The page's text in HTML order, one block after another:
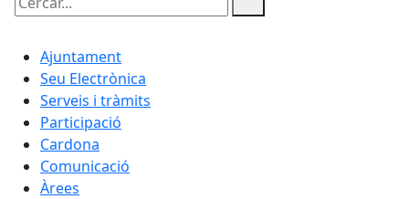
Cercar:
Ajuntament
Seu Electrònica
Serveis i tràmits
Participació
Cardona
Comunicació
Àrees